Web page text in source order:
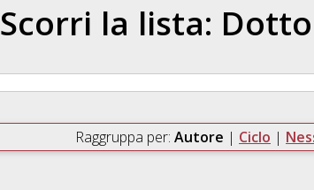
Scorri la lista:
Raggruppa per: Autore | Ciclo |